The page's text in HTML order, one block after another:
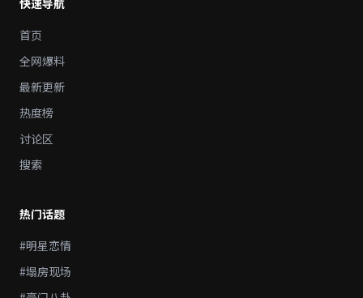
快速导航
首页
全网爆料
最新更新
热度榜
讨论区
搜索
热门话题
#明星恋情
#塌房现场